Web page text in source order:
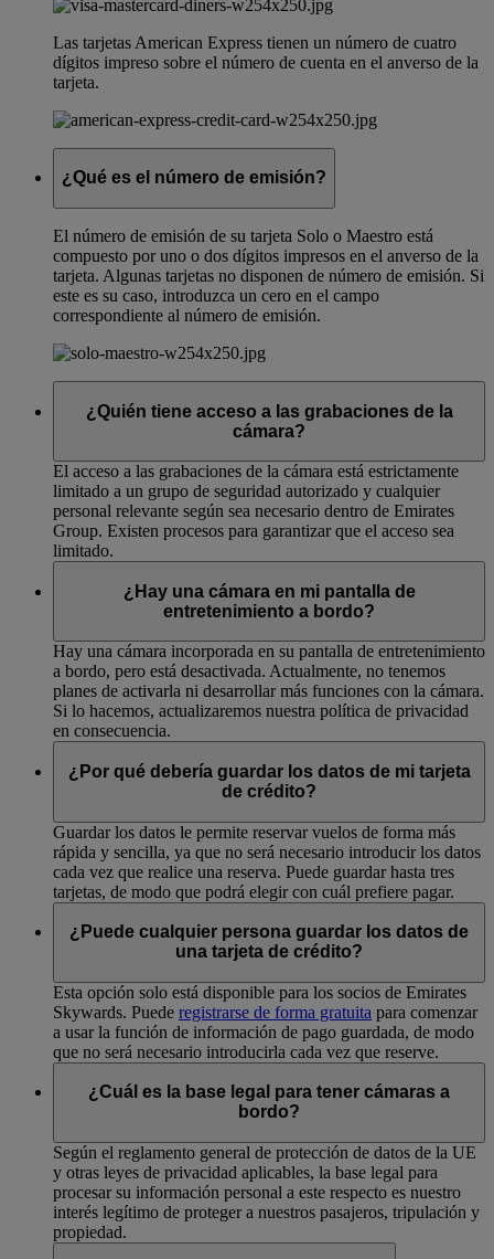
Las tarjetas American Express tienen un número de cuatro
dígitos impreso sobre el número de cuenta en el anverso de la
tarjeta.
¿Qué es el número de emisión?
El número de emisión de su tarjeta Solo o Maestro está
compuesto por uno o dos dígitos impresos en el anverso de la
tarjeta. Algunas tarjetas no disponen de número de emisión. Si
este es su caso, introduzca un cero en el campo
correspondiente al número de emisión.
¿Quién tiene acceso a las grabaciones de la
cámara?
El acceso a las grabaciones de la cámara está estrictamente
limitado a un grupo de seguridad autorizado y cualquier
personal relevante según sea necesario dentro de Emirates
Group. Existen procesos para garantizar que el acceso sea
limitado.
¿Hay una cámara en mi pantalla de
entretenimiento a bordo?
Hay una cámara incorporada en su pantalla de entretenimiento
a bordo, pero está desactivada. Actualmente, no tenemos
planes de activarla ni desarrollar más funciones con la cámara.
Si lo hacemos, actualizaremos nuestra política de privacidad
en consecuencia.
¿Por qué debería guardar los datos de mi tarjeta
de crédito?
Guardar los datos le permite reservar vuelos de forma más
rápida y sencilla, ya que no será necesario introducir los datos
cada vez que realice una reserva. Puede guardar hasta tres
tarjetas, de modo que podrá elegir con cuál prefiere pagar.
¿Puede cualquier persona guardar los datos de
una tarjeta de crédito?
Esta opción solo está disponible para los socios de Emirates
Skywards. Puede registrarse de forma gratuita para comenzar
a usar la función de información de pago guardada, de modo
que no será necesario introducirla cada vez que reserve.
¿Cuál es la base legal para tener cámaras a
bordo?
Según el reglamento general de protección de datos de la UE
y otras leyes de privacidad aplicables, la base legal para
procesar su información personal a este respecto es nuestro
interés legítimo de proteger a nuestros pasajeros, tripulación y
propiedad.